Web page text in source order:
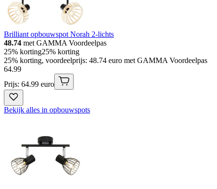
Brilliant opbouwspot Norah 2-lichts
48.74 met GAMMA Voordeelpas
25% korting25% korting
25% korting, voordeelprijs: 48.74 euro met GAMMA Voordeelpas
64.99
Prijs: 64.99 euro
Bekijk alles in opbouwspots